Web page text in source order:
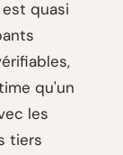
quasi
qu'un
les
tiers